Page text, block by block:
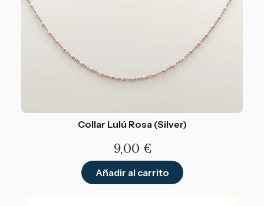
Collar Lulú Rosa (Silver)
9,00 €
Añadir al carrito